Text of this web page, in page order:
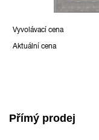
Vyvolávací cena
Aktuální cena
Přímý prodej